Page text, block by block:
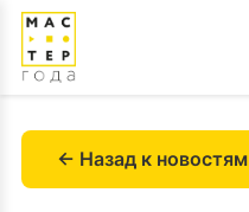
← Назад к новостям